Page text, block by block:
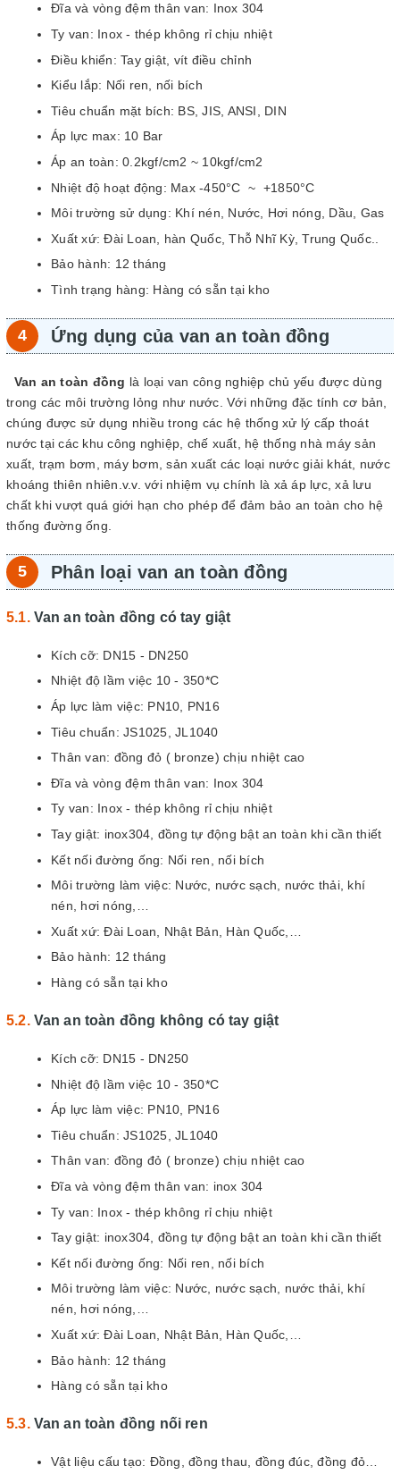
Đĩa và vòng đệm thân van: Inox 304
Ty van: Inox - thép không rỉ chịu nhiệt
Điều khiển: Tay giật, vít điều chỉnh
Kiểu lắp: Nối ren, nối bích
Tiêu chuẩn mặt bích: BS, JIS, ANSI, DIN
Áp lực max: 10 Bar
Áp an toàn: 0.2kgf/cm2 ~ 10kgf/cm2
Nhiệt độ hoạt động: Max -450°C ~ +1850°C
Môi trường sử dụng: Khí nén, Nước, Hơi nóng, Dầu, Gas
Xuất xứ: Đài Loan, hàn Quốc, Thỗ Nhĩ Kỳ, Trung Quốc..
Bảo hành: 12 tháng
Tình trạng hàng: Hàng có sẵn tại kho
Ứng dụng của van an toàn đồng
Van an toàn đồng là loại van công nghiệp chủ yếu được dùng
trong các môi trường lỏng như nước. Với những đặc tính cơ bản,
chúng được sử dụng nhiều trong các hệ thống xử lý cấp thoát
nước tại các khu công nghiệp, chế xuất, hệ thống nhà máy sản
xuất, trạm bơm, máy bơm, sản xuất các loại nước giải khát, nước
khoáng thiên nhiên.v.v. với nhiệm vụ chính là xả áp lực, xả lưu
chất khi vượt quá giới hạn cho phép để đảm bảo an toàn cho hệ
thống đường ống.
Phân loại van an toàn đồng
Van an toàn đồng có tay giật
Kích cỡ: DN15 - DN250
Nhiệt độ lầm việc 10 - 350*C
Áp lực làm việc: PN10, PN16
Tiêu chuẩn: JS1025, JL1040
Thân van: đồng đỏ ( bronze) chịu nhiệt cao
Đĩa và vòng đệm thân van: Inox 304
Ty van: Inox - thép không rỉ chịu nhiệt
Tay giật: inox304, đồng tự động bật an toàn khi cần thiết
Kết nối đường ống: Nối ren, nối bích
Môi trường làm việc: Nước, nước sạch, nước thải, khí
nén, hơi nóng,…
Xuất xứ: Đài Loan, Nhật Bản, Hàn Quốc,…
Bảo hành: 12 tháng
Hàng có sẵn tại kho
Van an toàn đồng không có tay giật
Kích cỡ: DN15 - DN250
Nhiệt độ lầm việc 10 - 350*C
Áp lực làm việc: PN10, PN16
Tiêu chuẩn: JS1025, JL1040
Thân van: đồng đỏ ( bronze) chịu nhiệt cao
Đĩa và vòng đệm thân van: inox 304
Ty van: Inox - thép không rỉ chịu nhiệt
Tay giật: inox304, đồng tự động bật an toàn khi cần thiết
Kết nối đường ống: Nối ren, nối bích
Môi trường làm việc: Nước, nước sạch, nước thải, khí
nén, hơi nóng,…
Xuất xứ: Đài Loan, Nhật Bản, Hàn Quốc,…
Bảo hành: 12 tháng
Hàng có sẵn tại kho
Van an toàn đồng nối ren
Vật liệu cấu tạo: Đồng, đồng thau, đồng đúc, đồng đỏ…